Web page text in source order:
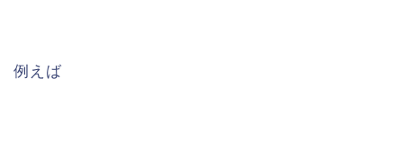
例えば